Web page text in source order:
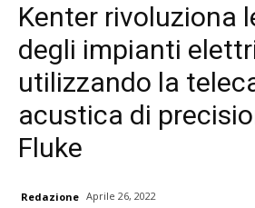
Kenter rivoluziona
degli impianti
utilizzando la
acustica di
Fluke
Redazione Aprile 26, 2022